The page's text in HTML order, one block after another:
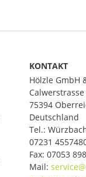
KONTAKT
Hölzle GmbH
Calwerstrasse
75394
Deutschland
Tel.:
07231
Fax: 07053
Mail: